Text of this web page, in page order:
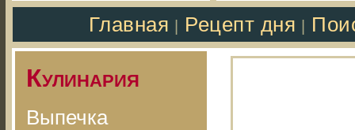
Главная Рецепт дня
Кулинария
Выпечка